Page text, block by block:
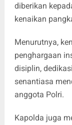
diberikan
kenaikan
Menurutnya,
penghargaan
disiplin,
senantiasa
anggota Polri.
Kapolda juga